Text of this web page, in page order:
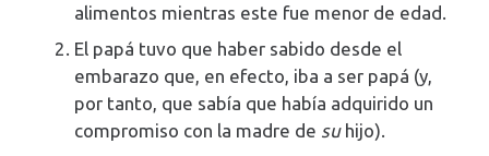
alimentos mientras este fue menor de edad.
El papá tuvo que haber sabido desde el
embarazo que, en efecto, iba a ser papá (y,
por tanto, que sabía que había adquirido un
compromiso con la madre de suhijo).